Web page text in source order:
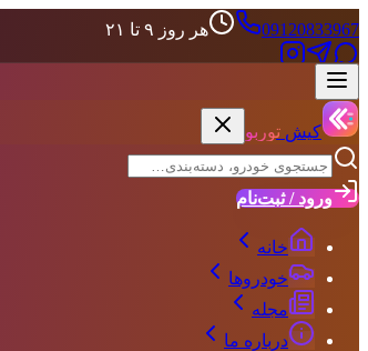
09120833967 هر روز ۹ تا ۲۱
علاقه‌مندی‌ها
کیش توربو
ورود / ثبت‌نام
خانه
خودروها
مجله
درباره ما